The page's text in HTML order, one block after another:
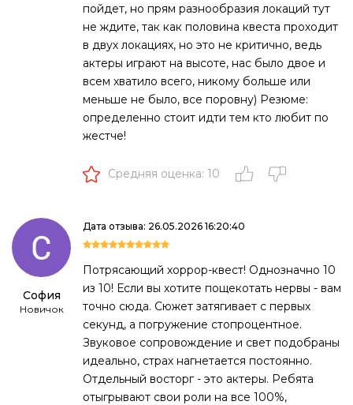
пойдет, но прям разнообразия локаций тут
не ждите, так как половина квеста проходит
в двух локациях, но это не критично, ведь
актеры играют на высоте, нас было двое и
всем хватило всего, никому больше или
меньше не было, все поровну) Резюме:
определенно стоит идти тем кто любит по
жестче!
Средняя оценка: 10
София
Новичок
Дата отзыва: 26.05.2026 16:20:40
Потрясающий хоррор-квест! Однозначно 10
из 10! Если вы хотите пощекотать нервы - вам
точно сюда. Сюжет затягивает с первых
секунд, а погружение стопроцентное.
Звуковое сопровождение и свет подобраны
идеально, страх нагнетается постоянно.
Отдельный восторг - это актеры. Ребята
отыгрывают свои роли на все 100%,